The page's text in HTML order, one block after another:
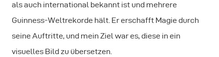
als auch international bekannt ist und mehrere
Guinness-Weltrekorde hält. Er erschafft Magie durch
seine Auftritte, und mein Ziel war es, diese in ein
visuelles Bild zu übersetzen.